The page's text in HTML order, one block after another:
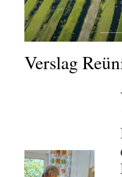
Verslag